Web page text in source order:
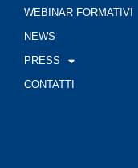
WEBINAR FORMATIVI
NEWS
PRESS
CONTATTI